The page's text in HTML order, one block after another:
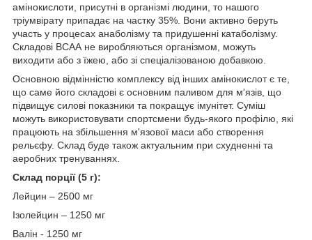
амінокислоти, присутні в організмі людини, то нашого
тріумвірату припадає на частку 35%. Вони активно беруть
участь у процесах анаболізму та придушенні катаболізму.
Складові ВСАА не виробляються організмом, можуть
виходити або з їжею, або зі спеціалізованою добавкою.
Основною відмінністю комплексу від інших амінокислот є те,
що саме його складові є основним паливом для м'язів, що
підвищує силові показники та покращує імунітет. Суміш
можуть використовувати спортсмени будь-якого профілю, які
працюють на збільшення м'язової маси або створення
рельєфу. Склад буде також актуальним при схудненні та
аеробних тренуваннях.
Склад порції (5 г):
Лейцин – 2500 мг
Ізолейцин – 1250 мг
Валін - 1250 мг